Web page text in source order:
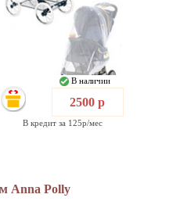
В наличии
2500 р
В кредит за 125р/мес
Anna Polly